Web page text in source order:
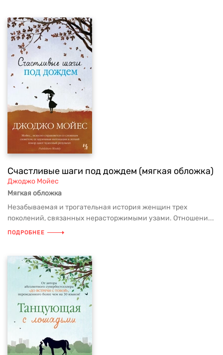
Счастливые шаги под дождем (мягкая обложка)
Джоджо Мойес
Мягкая обложка
Незабываемая и трогательная история женщин трех
поколений, связанных нерасторжимыми узами. Отношени...
ПОДРОБНЕЕ